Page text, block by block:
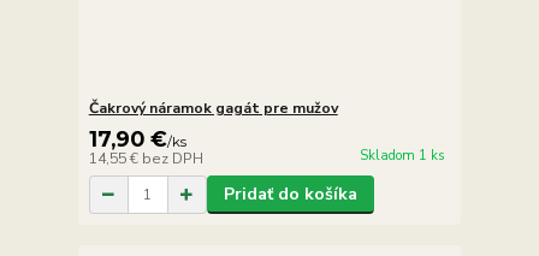
Čakrový náramok gagát pre mužov
17,90 €/ks
14,55 € bez DPH Skladom 1 ks
Pridať do košíka